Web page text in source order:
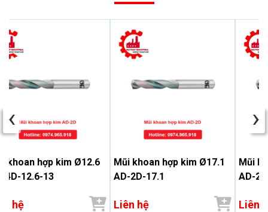
khoan hợp kim Ø12.6
4D-12.6-13
hệ
Mũi khoan hợp kim Ø17.1
AD-2D-17.1
Liên hệ
Mũi
AD-
Liên
‹ ›